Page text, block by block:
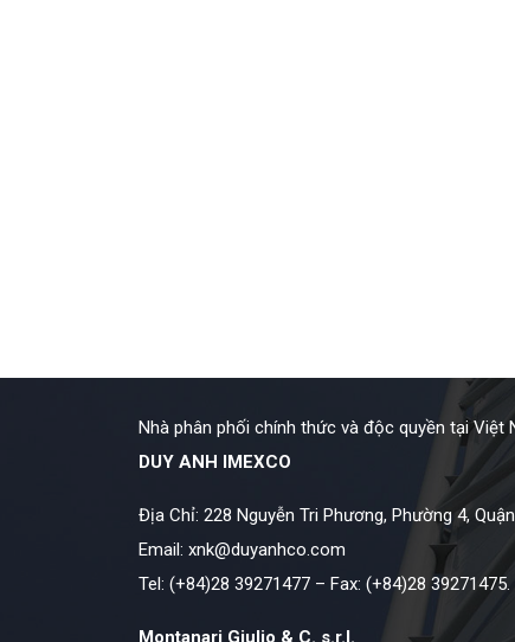
Nhà phân phối chính thức và độc quyền tại Việt
DUY ANH IMEXCO
Địa Chỉ: 228 Nguyễn Tri Phương, Phường 4, Quận
Email: xnk@duyanhco.com
Tel: (+84)28 39271477 – Fax: (+84)28 39271475.
Montanari Giulio & C. s.r.l.